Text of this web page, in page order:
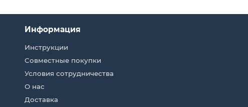
Информация
Инструкции
Совместные покупки
Условия сотрудничества
О нас
Доставка